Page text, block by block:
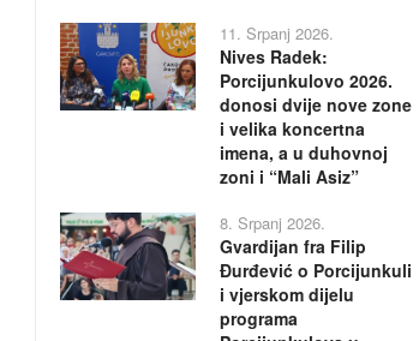
11. Srpanj 2026.
Nives Radek:
Porcijunkulovo 2026.
donosi dvije nove zone
i velika koncertna
imena, a u duhovnoj
zoni i “Mali Asiz”
8. Srpanj 2026.
Gvardijan fra Filip
Đurđević o Porcijunkuli
i vjerskom dijelu
programa